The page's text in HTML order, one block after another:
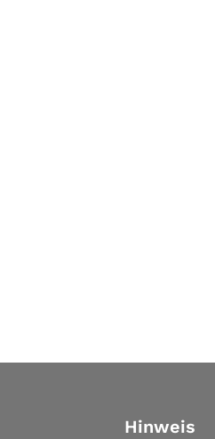
Hinweis